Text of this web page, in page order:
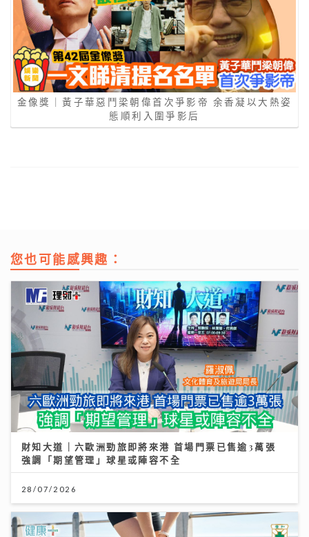
金像獎｜黃子華惡鬥梁朝偉首次爭影帝 余香凝以大熱姿
態順利入圍爭影后
您也可能感興趣：
財知大道｜六歐洲勁旅即將來港 首場門票已售逾3萬張
強調「期望管理」球星或陣容不全
28/07/2026